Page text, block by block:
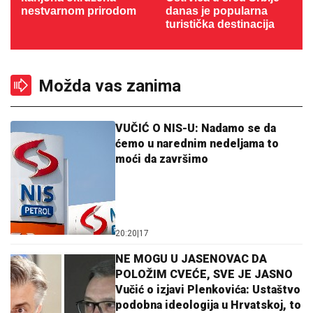
nestvarnom prirodom
danas je popularna
turistička destinacija
Možda vas zanima
VUČIĆ O NIS-U: Nadamo se da
ćemo u narednim nedeljama to
moći da završimo
20:20|17
NE MOGU U JASENOVAC DA
POLOŽIM CVEĆE, SVE JE JASNO
Vučić o izjavi Plenkovića: Ustaštvo
podobna ideologija u Hrvatskoj, to